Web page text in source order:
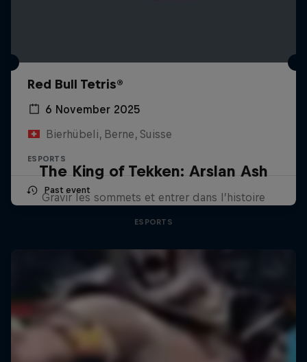
Red Bull Tetris®
6 November 2025
Bierhübeli, Berne, Suisse
ESPORTS
Past event
The King of Tekken: Arslan Ash
Gravir les sommets et entrer dans l’histoire
ESPORTS